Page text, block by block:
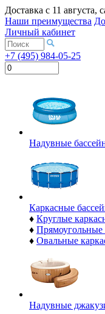
Доставка с 11 августа,
Наши преимущества
Личный кабинет
+7 (495) 984-05-25
Надувные
Каркасные
♦ Круглые
♦ Прямоугольные
♦ Овальные
Надувные